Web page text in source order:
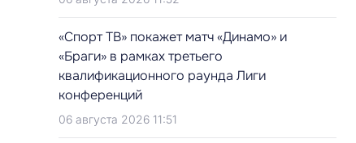
«Спорт ТВ» покажет матч «Динамо» и
«Браги» в рамках третьего
квалификационного раунда Лиги
конференций
06 августа 2026 11:51